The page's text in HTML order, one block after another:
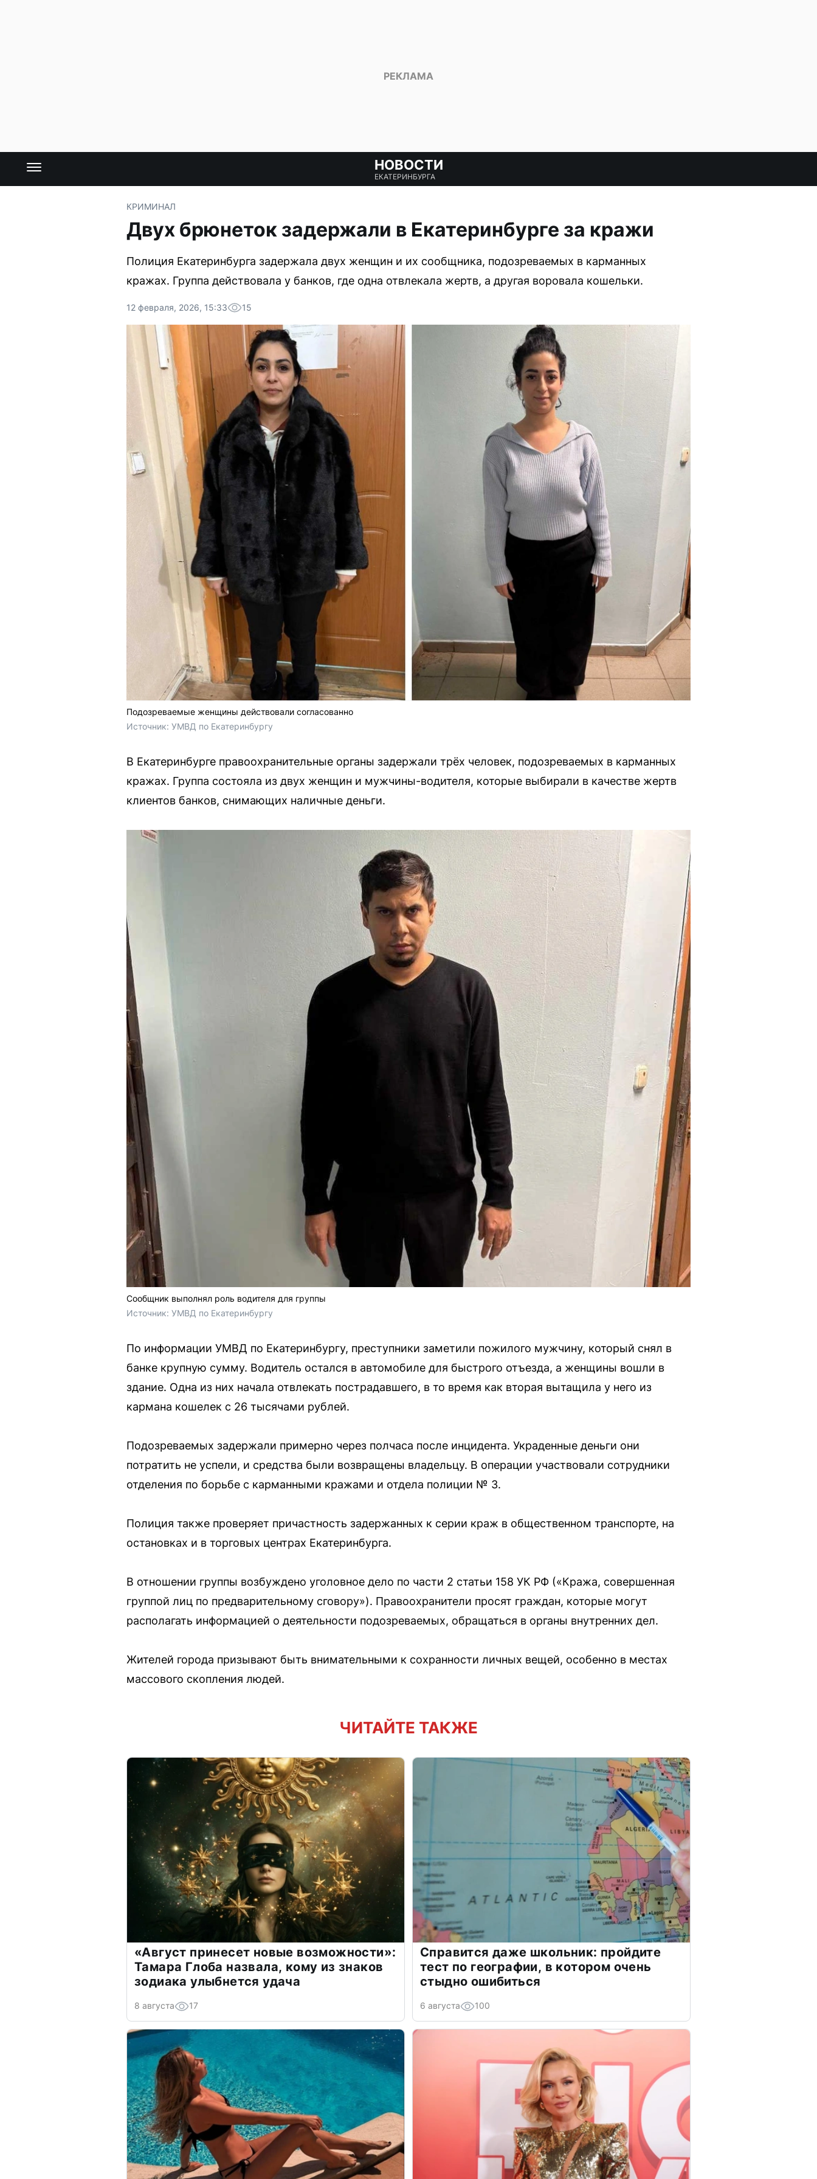
НОВОСТИ
ЕКАТЕРИНБУРГА
КРИМИНАЛ
Двух брюнеток задержали в Екатеринбурге за кражи
Полиция Екатеринбурга задержала двух женщин и их сообщника, подозреваемых в карманных
кражах. Группа действовала у банков, где одна отвлекала жертв, а другая воровала кошельки.
12 февраля, 2026, 15:33 15
Подозреваемые женщины действовали согласованно
Источник: УМВД по Екатеринбургу
В Екатеринбурге правоохранительные органы задержали трёх человек, подозреваемых в карманных
кражах. Группа состояла из двух женщин и мужчины-водителя, которые выбирали в качестве жертв
клиентов банков, снимающих наличные деньги.
Сообщник выполнял роль водителя для группы
Источник: УМВД по Екатеринбургу
По информации УМВД по Екатеринбургу, преступники заметили пожилого мужчину, который снял в
банке крупную сумму. Водитель остался в автомобиле для быстрого отъезда, а женщины вошли в
здание. Одна из них начала отвлекать пострадавшего, в то время как вторая вытащила у него из
кармана кошелек с 26 тысячами рублей.
Подозреваемых задержали примерно через полчаса после инцидента. Украденные деньги они
потратить не успели, и средства были возвращены владельцу. В операции участвовали сотрудники
отделения по борьбе с карманными кражами и отдела полиции № 3.
Полиция также проверяет причастность задержанных к серии краж в общественном транспорте, на
остановках и в торговых центрах Екатеринбурга.
В отношении группы возбуждено уголовное дело по части 2 статьи 158 УК РФ («Кража, совершенная
группой лиц по предварительному сговору»). Правоохранители просят граждан, которые могут
располагать информацией о деятельности подозреваемых, обращаться в органы внутренних дел.
Жителей города призывают быть внимательными к сохранности личных вещей, особенно в местах
массового скопления людей.
ЧИТАЙТЕ ТАКЖЕ
«Август принесет новые возможности»:
Тамара Глоба назвала, кому из знаков
зодиака улыбнется удача
8 августа 17
Справится даже школьник: пройдите
тест по географии, в котором очень
стыдно ошибиться
6 августа 100